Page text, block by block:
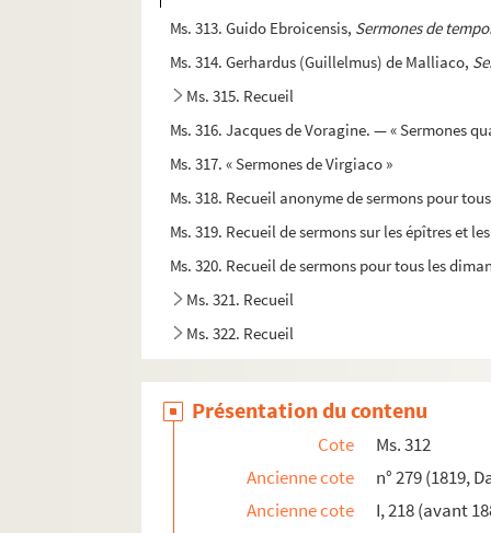
Ms. 313. Guido Ebroicensis, Sermones de
Ms. 314. Gerhardus (Guillelmus) de Malliaco,
Ms. 315. Recueil
Ms. 316. Jacques de Voragine. — « Sermones
Ms. 317. « Sermones de Virgiaco »
Ms. 318. Recueil anonyme de sermons pour
Ms. 319. Recueil de sermons sur les épîtres et
Ms. 320. Recueil de sermons pour tous les
Ms. 321. Recueil
Ms. 322. Recueil
Ms. 324-328. Bertrand de la Tour, cardinal-
Ms. 329. Recueil de sermons prononcés à
Ms. 330. [Titre absent ou non renseigné]
Ms. 331. Pierre Saunier
Présentation du contenu
Cote
Ms. 312
Ancienne cote
n° 279 (1819,
Ancienne cote
I, 218 (avant